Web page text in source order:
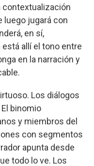
contextualización
luego jugará con
en sí,
allí el tono entre
en la narración y
Los diálogos
binomio
y miembros del
con segmentos
apunta desde
todo lo ve. Los